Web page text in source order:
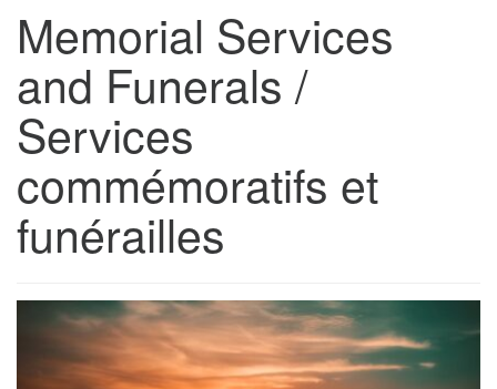
Contact us / Contactez nous
Memorial Services
and Funerals /
Services
commémoratifs et
funérailles